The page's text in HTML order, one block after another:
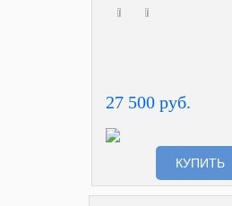
27 500 руб.
КУПИТЬ